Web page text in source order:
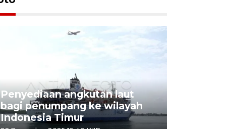
Penyediaan angkutan laut
bagi penumpang ke wilayah
Indonesia Timur